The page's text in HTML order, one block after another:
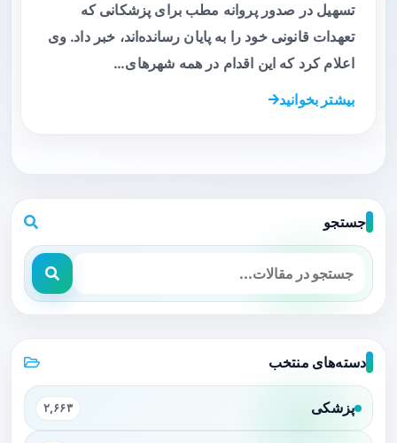
تسهیل در صدور پروانه مطب برای پزشکانی که
تعهدات قانونی خود را به پایان رسانده‌اند، خبر داد. وی
اعلام کرد که این اقدام در همه شهرهای…
بیشتر بخوانید
جستجو
دسته‌های منتخب
پزشکی ۲,۶۶۳